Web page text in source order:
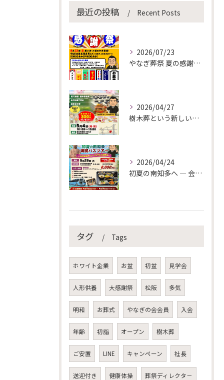
最近の投稿 Recent Posts
2026/07/23
やなぎ葬祭 夏の感謝祭を開催します！
2026/04/27
樹木葬という新しい選択
2026/04/24
初夏の南知多へ ― 会員様限定バスツアーのご案内
タグ Tags
ホワイト企業 お盆 初盆 見学会
人形供養 大感謝祭 松阪 多気
明和 お葬式 やなぎの会会員 入会
年齢 初詣 オープン 樹木葬
ご安置 LINE キャンペーン 社長
送迎付き 健康体操 葬祭ディレクタ－